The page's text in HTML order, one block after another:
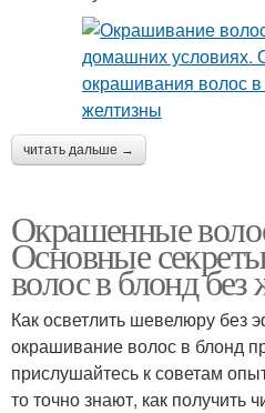
читать дальше →
Окрашенные
Основные
волос в блонд
Как осветлить шевелюру без
окрашивание волос в блонд
прислушайтесь к советам
то точно знают, как получить